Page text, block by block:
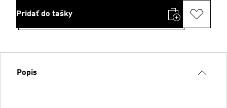
Pridať do tašky
Popis